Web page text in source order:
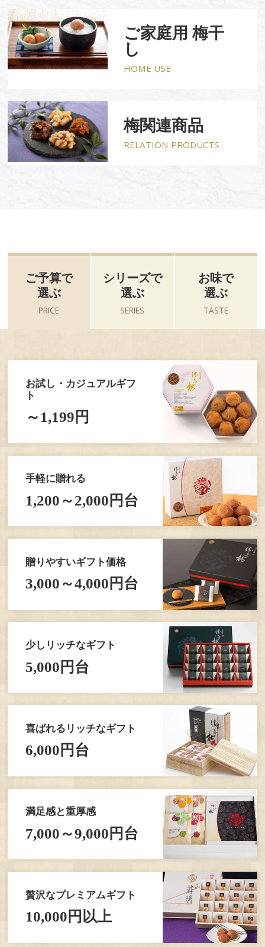
ご家庭用 梅干
し
HOME USE
梅関連商品
RELATION PRODUCTS
ご予算で
選ぶ
PRICE
シリーズで
選ぶ
SERIES
お味で
選ぶ
TASTE
お試し・カジュアルギフ
ト
～1,199円
手軽に贈れる
1,200～2,000円台
贈りやすいギフト価格
3,000～4,000円台
少しリッチなギフト
5,000円台
喜ばれるリッチなギフト
6,000円台
満足感と重厚感
7,000～9,000円台
贅沢なプレミアムギフト
10,000円以上